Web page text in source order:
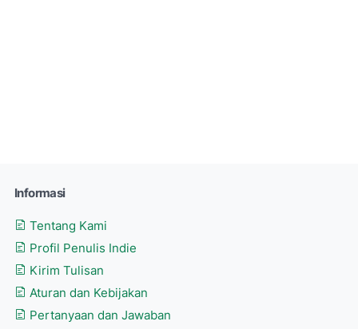
Informasi
Tentang Kami
Profil Penulis Indie
Kirim Tulisan
Aturan dan Kebijakan
Pertanyaan dan Jawaban